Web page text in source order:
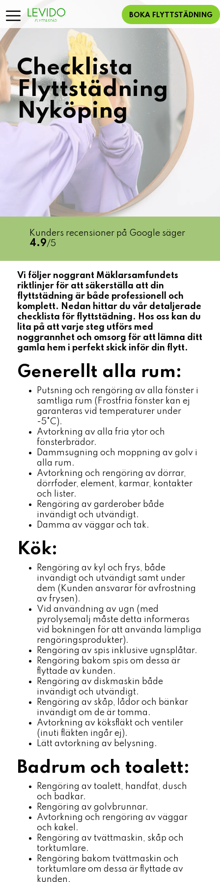
BOKA FLYTTSTÄDNING
Checklista
Flyttstädning
Nyköping
Kunders recensioner på Google säger
4.9/5
Vi följer noggrant Mäklarsamfundets
riktlinjer för att säkerställa att din
flyttstädning är både professionell och
komplett. Nedan hittar du vår detaljerade
checklista för flyttstädning. Hos oss kan du
lita på att varje steg utförs med
noggrannhet och omsorg för att lämna ditt
gamla hem i perfekt skick inför din flytt.
Generellt alla rum:
Putsning och rengöring av alla fönster i
samtliga rum (Frostfria fönster kan ej
garanteras vid temperaturer under
-5°C).
Avtorkning av alla fria ytor och
fönsterbrädor.
Dammsugning och moppning av golv i
alla rum.
Avtorkning och rengöring av dörrar,
dörrfoder, element, karmar, kontakter
och lister.
Rengöring av garderober både
invändigt och utvändigt.
Damma av väggar och tak.
Kök:
Rengöring av kyl och frys, både
invändigt och utvändigt samt under
dem (Kunden ansvarar för avfrostning
av frysen).
Vid användning av ugn (med
pyrolysemalj måste detta informeras
vid bokningen för att använda lämpliga
rengöringsprodukter).
Rengöring av spis inklusive ugnsplåtar.
Rengöring bakom spis om dessa är
flyttade av kunden.
Rengöring av diskmaskin både
invändigt och utvändigt.
Rengöring av skåp, lådor och bänkar
invändigt om de är tomma.
Avtorkning av köksfläkt och ventiler
(inuti fläkten ingår ej).
Lätt avtorkning av belysning.
Badrum och toalett:
Rengöring av toalett, handfat, dusch
och badkar.
Rengöring av golvbrunnar.
Avtorkning och rengöring av väggar
och kakel.
Rengöring av tvättmaskin, skåp och
torktumlare.
Rengöring bakom tvättmaskin och
torktumlare om dessa är flyttade av
kunden.